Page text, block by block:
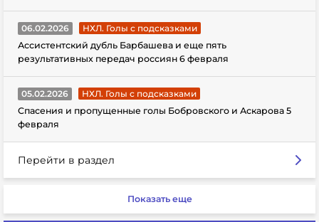
06.02.2026
НХЛ. Голы с подсказками
Ассистентский дубль Барбашева и еще пять
результативных передач россиян 6 февраля
05.02.2026
НХЛ. Голы с подсказками
Спасения и пропущенные голы Бобровского и Аскарова 5
февраля
Перейти в раздел
Показать еще